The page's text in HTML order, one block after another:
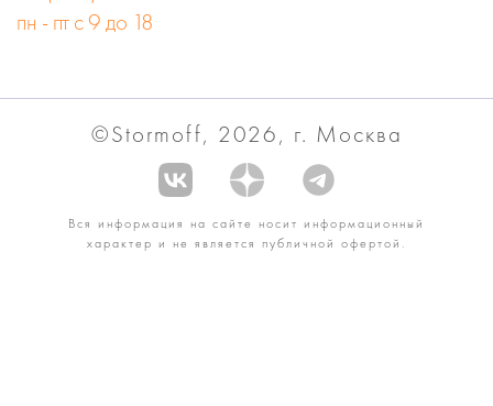
пн - пт с 9 до 18
©Stormoff, 2026, г. Москва
Вся информация на сайте носит информационный
характер и не является публичной офертой.